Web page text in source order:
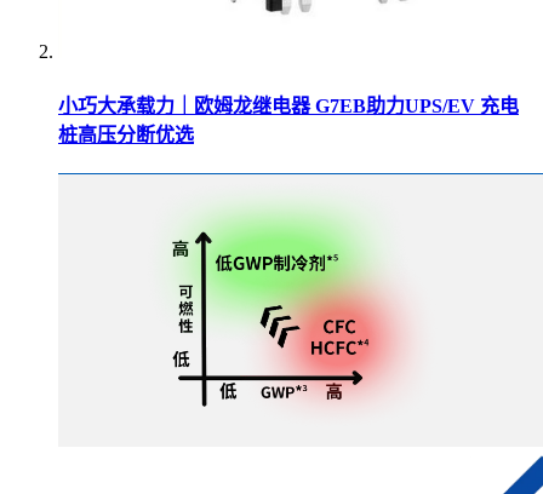
小巧大承载力｜欧姆龙继电器 G7EB助力UPS/EV 充电
桩高压分断优选